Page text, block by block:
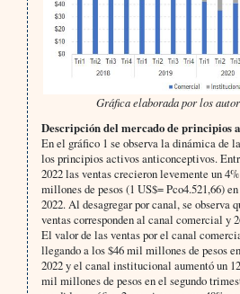
Gráfica elaborada por los
Descripción del mercado de principios
En el gráfico 1 se observa la dinámica de
los principios activos anticonceptivos.
2022 las ventas crecieron levemente un
millones de pesos (1 US$= Pco4.521,66)
2022. Al desagregar por canal, se observa
ventas corresponden al canal comercial y
El valor de las ventas por el canal
llegando a los $46 mil millones de pesos
2022 y el canal institucional aumentó un
mil millones de pesos en el segundo